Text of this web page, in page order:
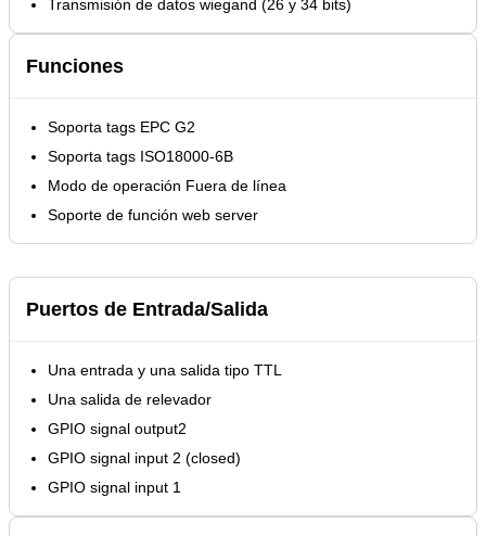
Transmisión de datos wiegand (26 y 34 bits)
Funciones
Soporta tags EPC G2
Soporta tags ISO18000-6B
Modo de operación Fuera de línea
Soporte de función web server
Puertos de Entrada/Salida
Una entrada y una salida tipo TTL
Una salida de relevador
GPIO signal output2
GPIO signal input 2 (closed)
GPIO signal input 1